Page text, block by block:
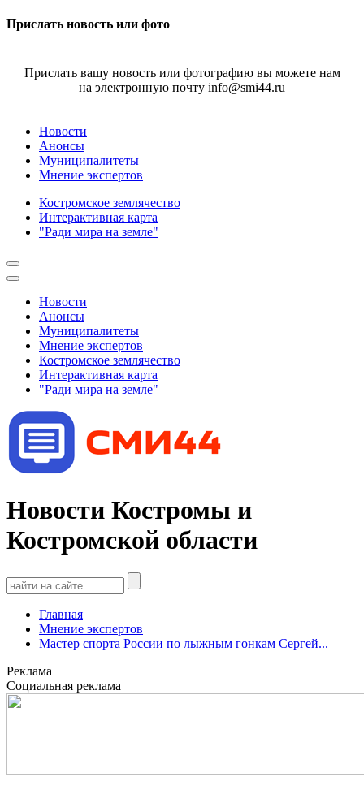
Прислать новость или фото
Прислать вашу новость или фотографию вы можете нам
на электронную почту info@smi44.ru
Новости
Анонсы
Муниципалитеты
Мнение экспертов
Костромское землячество
Интерактивная карта
"Ради мира на земле"
Новости
Анонсы
Муниципалитеты
Мнение экспертов
Костромское землячество
Интерактивная карта
"Ради мира на земле"
Новости Костромы и
Костромской области
Главная
Мнение экспертов
Мастер спорта России по лыжным гонкам Сергей...
Реклама
Социальная реклама